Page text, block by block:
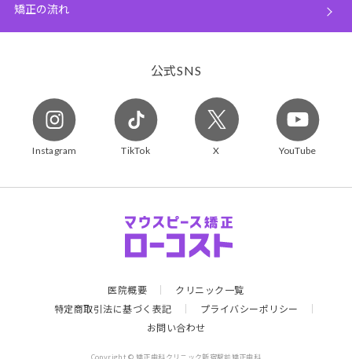
矯正の流れ
公式SNS
Instagram TikTok X YouTube
医院概要
クリニック一覧
特定商取引法に基づく表記
プライバシーポリシー
お問い合わせ